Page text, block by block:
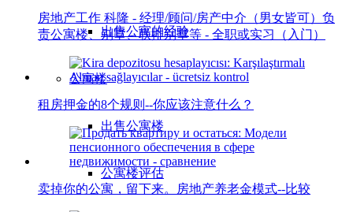
出售公寓的经验
公寓楼
出售公寓楼
公寓楼评估
房地产工作 科隆 - 经理/顾问/房产中介（男女皆可）负
责公寓楼、别墅、联排别墅等 - 全职或实习（入门）
租房押金的8个规则--你应该注意什么？
卖掉你的公寓，留下来。房地产养老金模式--比较